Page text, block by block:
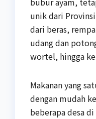
unik dari
dari beras,
udang dan
wortel, hingga
Makanan yang
dengan mudah
beberapa desa